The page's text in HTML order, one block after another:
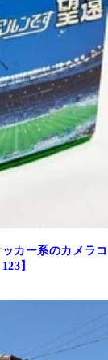
カー系のカメラコ
】